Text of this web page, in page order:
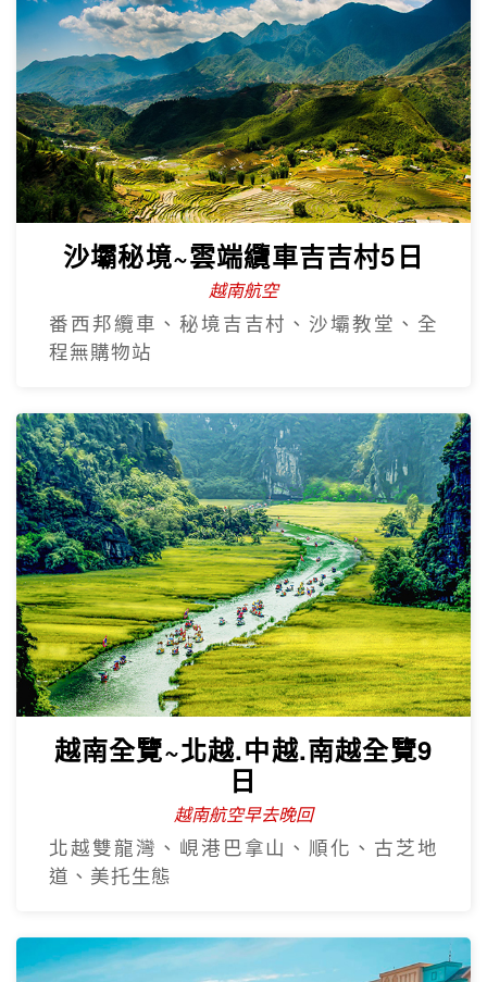
沙壩秘境~雲端纜車吉吉村5日
越南航空
番西邦纜車、秘境吉吉村、沙壩教堂、全
程無購物站
越南全覽~北越.中越.南越全覽9
日
越南航空早去晚回
北越雙龍灣、峴港巴拿山、順化、古芝地
道、美托生態